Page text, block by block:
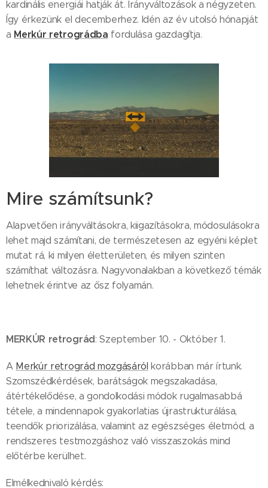
kardinális energiái hatják át. Irányváltozások a négyzeten.
Így érkezünk el decemberhez. Idén az év utolsó hónapját
a Merkúr retrográdba fordulása gazdagítja.
Mire számítsunk?
Alapvetően irányváltásokra, kiigazításokra, módosulásokra
lehet majd számítani, de természetesen az egyéni képlet
mutat rá, ki milyen életterületen, és milyen szinten
számíthat változásra. Nagyvonalakban a következő témák
lehetnek érintve az ősz folyamán.
MERKÚR retrográd: Szeptember 10. - Október 1.
A Merkúr retrográd mozgásáról korábban már írtunk.
Szomszédkérdések, barátságok megszakadása,
átértékelődése, a gondolkodási módok rugalmasabbá
tétele, a mindennapok gyakorlatias újrastrukturálása,
teendők priorizálása, valamint az egészséges életmód, a
rendszeres testmozgáshoz való visszaszokás mind
előtérbe kerülhet.
Elmélkednivaló kérdés: